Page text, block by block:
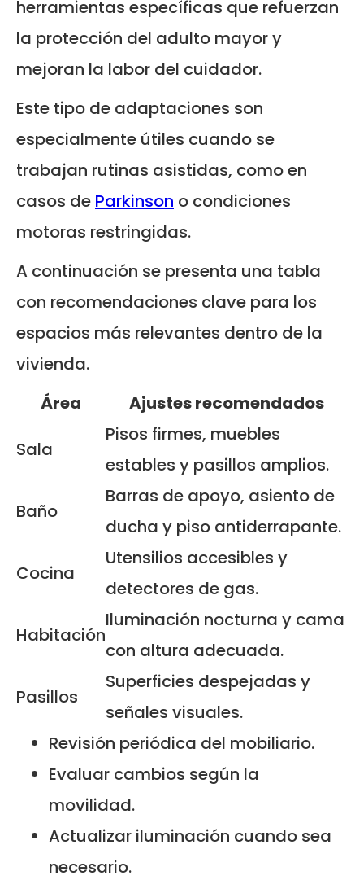
herramientas específicas que refuerzan
la protección del adulto mayor y
mejoran la labor del cuidador.
Este tipo de adaptaciones son
especialmente útiles cuando se
trabajan rutinas asistidas, como en
casos de Parkinson o condiciones
motoras restringidas.
A continuación se presenta una tabla
con recomendaciones clave para los
espacios más relevantes dentro de la
vivienda.
Área
Ajustes recomendados
Sala
Pisos firmes, muebles
estables y pasillos amplios.
Baño
Barras de apoyo, asiento de
ducha y piso antiderrapante.
Cocina
Utensilios accesibles y
detectores de gas.
Habitación
Iluminación nocturna y cama
con altura adecuada.
Pasillos
Superficies despejadas y
señales visuales.
Revisión periódica del mobiliario.
Evaluar cambios según la
movilidad.
Actualizar iluminación cuando sea
necesario.